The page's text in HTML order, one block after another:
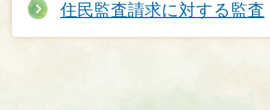
住民監査請求に対する監査